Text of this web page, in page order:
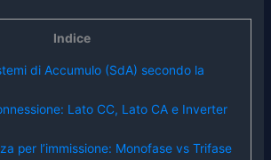
Indice
di Accumulo (SdA) secondo la
Lato CC, Lato CA e Inverter
per l’immissione: Monofase vs Trifase